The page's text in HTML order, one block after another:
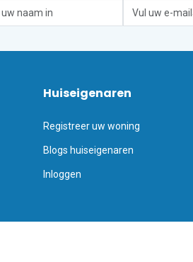
Huiseigenaren
Registreer uw woning
Blogs huiseigenaren
Inloggen